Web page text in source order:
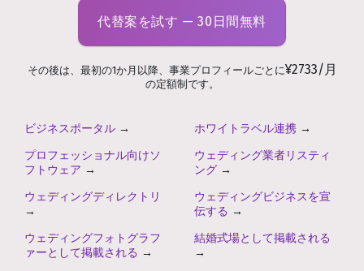
代替案を試す — 30日間無料
その後は、最初の1か月以降、事業プロフィールごとに¥2733/月
の定額制です。
ビジネスポータル → ホワイトラベル連携 →
プロフェッショナル向けソ
フトウェア →
ウェディング業者リスティ
ング →
ウェディングディレクトリ
→
ウェディングビジネスを宣
伝する →
ウェディングフォトグラフ
ァーとして掲載される →
結婚式場として掲載される
→